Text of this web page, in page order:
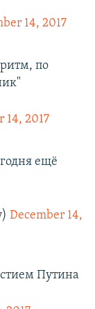
14, 2017
по
14, 2017
ещё
December 14,
Путина